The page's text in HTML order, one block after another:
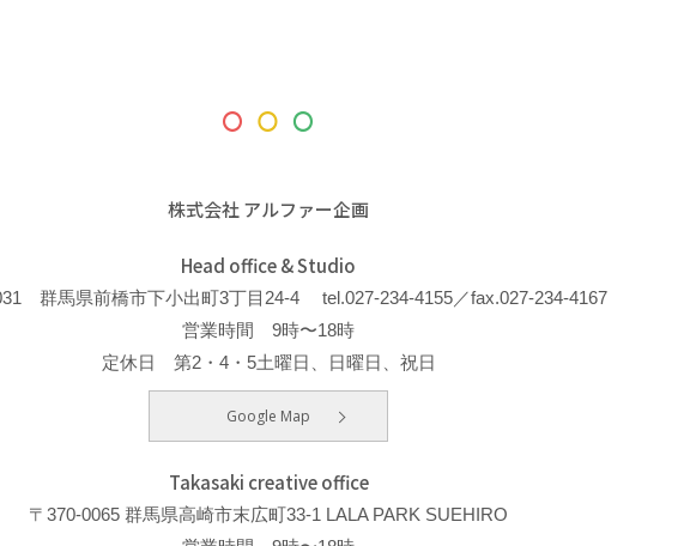
株式会社 アルファー企画
Head office & Studio
群馬県前橋市下小出町3丁目24-4
tel.027-234-4155／fax.027-234-4167
営業時間 9時〜18時
定休日 第2・4・5土曜日、日曜日、祝日
Google Map
Takasaki creative office
〒370-0065 群馬県高崎市末広町33-1 LALA PARK SUEHIRO